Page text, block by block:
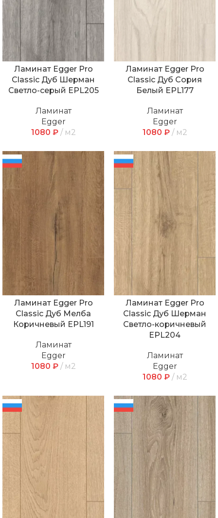
Ламинат Egger Pro
Classic Дуб Шерман
Светло-серый EPL205
Ламинат
Egger
1080 ₽ м2
Ламинат Egger Pro
Classic Дуб Сория
Белый EPL177
Ламинат
Egger
1080 ₽ м2
Ламинат Egger Pro
Classic Дуб Мелба
Коричневый EPL191
Ламинат
Egger
1080 ₽ м2
Ламинат Egger Pro
Classic Дуб Шерман
Светло-коричневый
EPL204
Ламинат
Egger
1080 ₽ м2